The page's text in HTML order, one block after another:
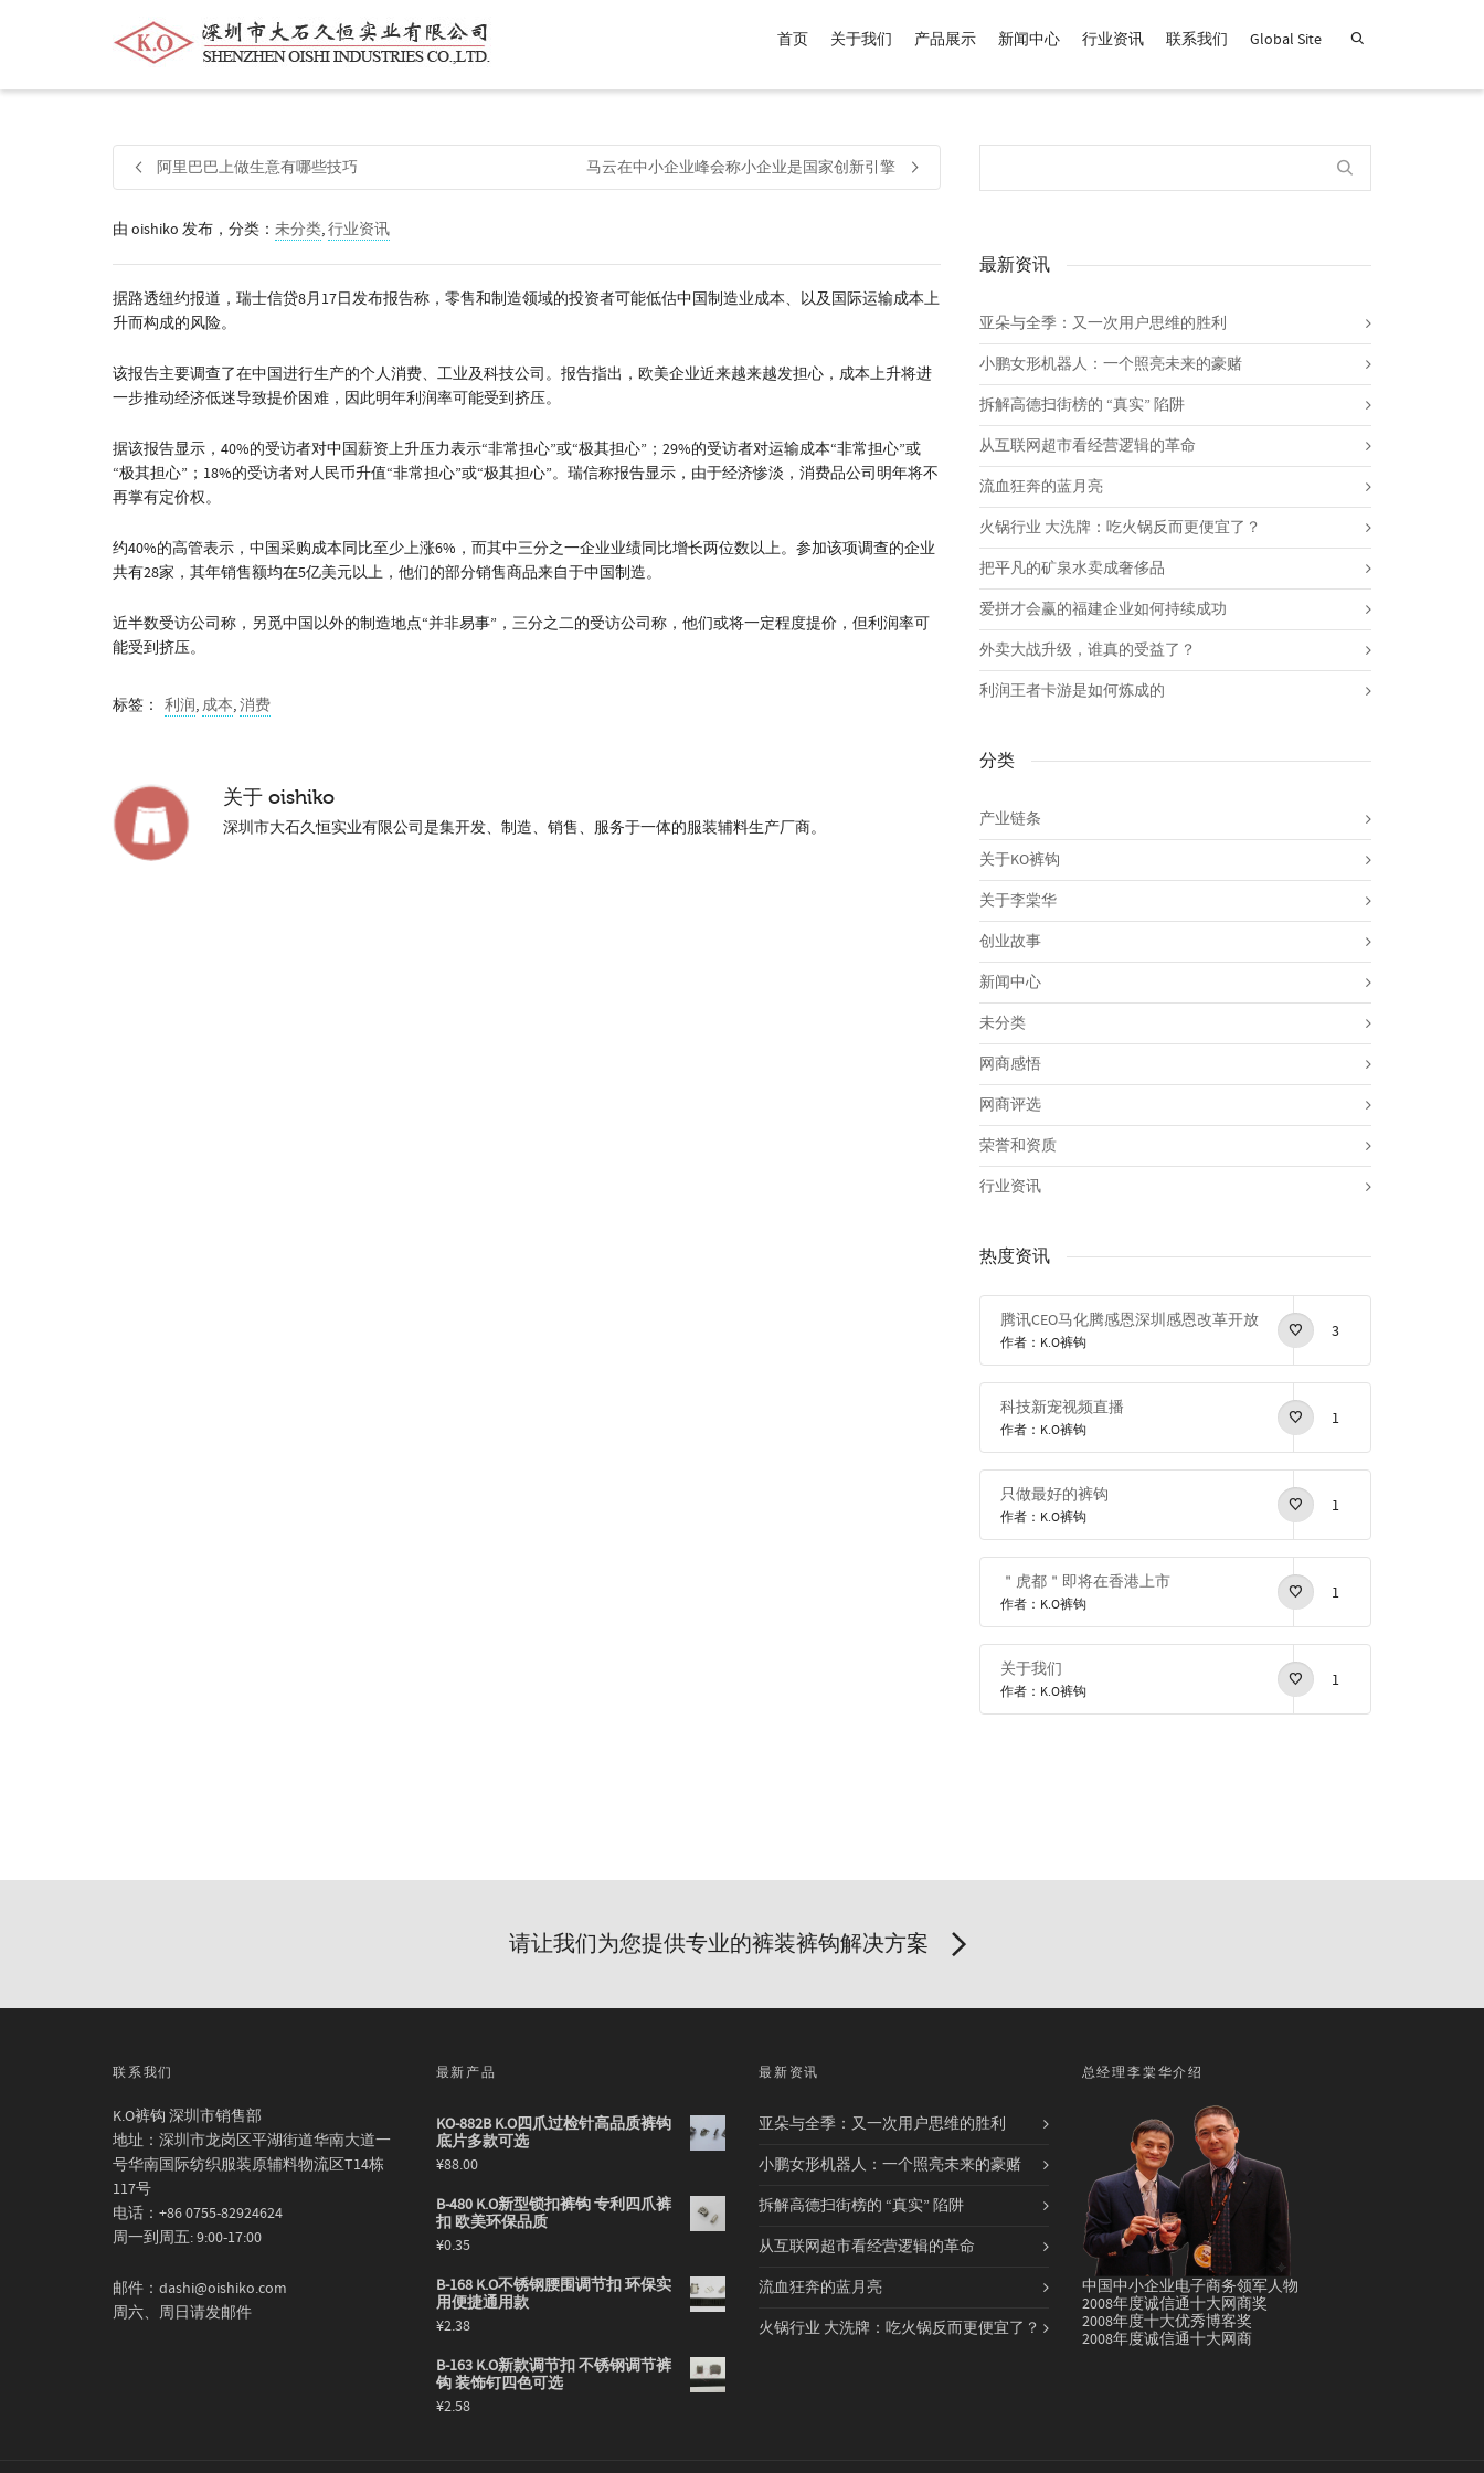
帮我查找新的衬衫尺码中号价格介于 商品，品牌为 默认品牌 .
首页 关于我们 产品展示 新闻中心 行业资讯 联系我们 Global Site
阿里巴巴上做生意有哪些技巧 马云在中小企业峰会称小企业是国家创新引擎
由 oishiko 发布，分类： 未分类,行业资讯
据路透纽约报道，瑞士信贷8月17日发布报告称，零售和制造领域的投资者可能低估中国制造业成本、以及国际运输成本上
升而构成的风险。
该报告主要调查了在中国进行生产的个人消费、工业及科技公司。报告指出，欧美企业近来越来越发担心，成本上升将进
一步推动经济低迷导致提价困难，因此明年利润率可能受到挤压。
据该报告显示，40%的受访者对中国薪资上升压力表示“非常担心”或“极其担心”；29%的受访者对运输成本“非常担心”或
“极其担心”；18%的受访者对人民币升值“非常担心”或“极其担心”。瑞信称报告显示，由于经济惨淡，消费品公司明年将不
再掌有定价权。
约40%的高管表示，中国采购成本同比至少上涨6%，而其中三分之一企业业绩同比增长两位数以上。参加该项调查的企业
共有28家，其年销售额均在5亿美元以上，他们的部分销售商品来自于中国制造。
近半数受访公司称，另觅中国以外的制造地点“并非易事”，三分之二的受访公司称，他们或将一定程度提价，但利润率可
能受到挤压。
标签： 利润,成本,消费
关于 oishiko
深圳市大石久恒实业有限公司是集开发、制造、销售、服务于一体的服装辅料生产厂商。
最新资讯
亚朵与全季：又一次用户思维的胜利
小鹏女形机器人：一个照亮未来的豪赌
拆解高德扫街榜的 “真实” 陷阱
从互联网超市看经营逻辑的革命
流血狂奔的蓝月亮
火锅行业 大洗牌：吃火锅反而更便宜了？
把平凡的矿泉水卖成奢侈品
爱拼才会赢的福建企业如何持续成功
外卖大战升级，谁真的受益了？
利润王者卡游是如何炼成的
分类
产业链条
关于KO裤钩
关于李棠华
创业故事
新闻中心
未分类
网商感悟
网商评选
荣誉和资质
行业资讯
热度资讯
腾讯CEO马化腾感恩深圳感恩改革开放
作者：K.O裤钩
3
科技新宠视频直播
作者：K.O裤钩
1
只做最好的裤钩
作者：K.O裤钩
1
＂虎都＂即将在香港上市
作者：K.O裤钩
1
关于我们
作者：K.O裤钩
1
请让我们为您提供专业的裤装裤钩解决方案
联系我们
K.O裤钩 深圳市销售部
地址：深圳市龙岗区平湖街道华南大道一
号华南国际纺织服装原辅料物流区T14栋
117号
电话：+86 0755-82924624
周一到周五: 9:00-17:00
邮件：dashi@oishiko.com
周六、周日请发邮件
最新产品
KO-882B K.O四爪过检针高品质裤钩
底片多款可选
¥88.00
B-480 K.O新型锁扣裤钩 专利四爪裤
扣 欧美环保品质
¥0.35
B-168 K.O不锈钢腰围调节扣 环保实
用便捷通用款
¥2.38
B-163 K.O新款调节扣 不锈钢调节裤
钩 装饰钉四色可选
¥2.58
最新资讯
亚朵与全季：又一次用户思维的胜利
小鹏女形机器人：一个照亮未来的豪赌
拆解高德扫街榜的 “真实” 陷阱
从互联网超市看经营逻辑的革命
流血狂奔的蓝月亮
火锅行业 大洗牌：吃火锅反而更便宜了？
总经理李棠华介绍
中国中小企业电子商务领军人物
2008年度诚信通十大网商奖
2008年度十大优秀博客奖
2008年度诚信通十大网商